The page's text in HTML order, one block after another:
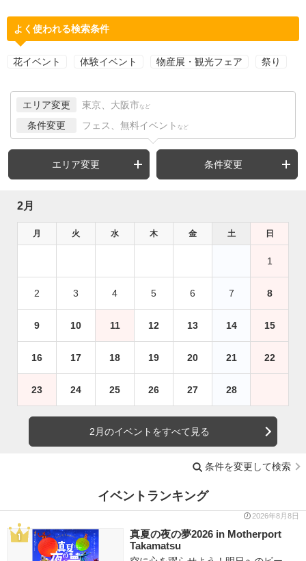
よく使われる検索条件
花イベント 体験イベント 物産展・観光フェア 祭り
エリア変更 東京、大阪市 など
条件変更 フェス、無料イベント など
エリア変更 条件変更
2月
月 火 水 木 金 土 日
1
2 3 4 5 6 7 8
9 10 11 12 13 14 15
16 17 18 19 20 21 22
23 24 25 26 27 28
2月のイベントをすべて見る
条件を変更して検索
イベントランキング
2026年8月8日
真夏の夜の夢2026 in Motherport
Takamatsu